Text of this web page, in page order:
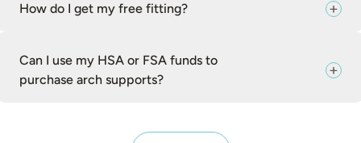
How do I get my free fitting?
Can I use my HSA or FSA funds to
purchase arch supports?